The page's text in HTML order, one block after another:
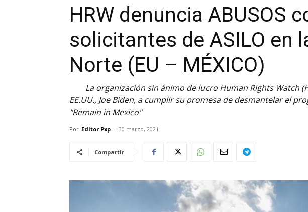
HRW denuncia ABUSOS
solicitantes de ASILO en
Norte (EU – MÉXICO)
La organización sin ánimo de lucro Human Rights Watch
EE.UU., Joe Biden, a cumplir su promesa de desmantelar el
"Remain in Mexico"
Por Editor Pxp - 30 marzo, 2021
Compartir